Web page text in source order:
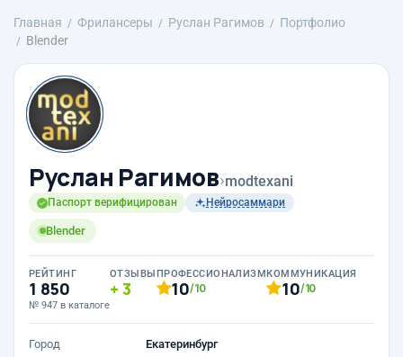
Главная Фрилансеры Руслан Рагимов
Портфолио
Blender
Руслан Рагимов›modtexani
Паспорт верифицирован Нейросаммари
Blender
РЕЙТИНГ
1 850
№ 947 в каталоге
ОТЗЫВЫ
3
ПРОФЕССИОНАЛИЗМ
10/10
КОММУНИКАЦИЯ
10/10
Город
Екатеринбург